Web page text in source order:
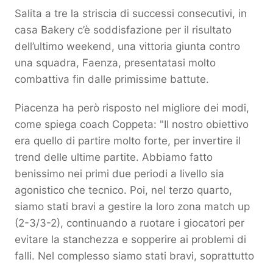
Salita a tre la striscia di successi consecutivi, in
casa Bakery c’è soddisfazione per il risultato
dell’ultimo weekend, una vittoria giunta contro
una squadra, Faenza, presentatasi molto
combattiva fin dalle primissime battute.
Piacenza ha però risposto nel migliore dei modi,
come spiega coach Coppeta: "Il nostro obiettivo
era quello di partire molto forte, per invertire il
trend delle ultime partite. Abbiamo fatto
benissimo nei primi due periodi a livello sia
agonistico che tecnico. Poi, nel terzo quarto,
siamo stati bravi a gestire la loro zona match up
(2-3/3-2), continuando a ruotare i giocatori per
evitare la stanchezza e sopperire ai problemi di
falli. Nel complesso siamo stati bravi, soprattutto